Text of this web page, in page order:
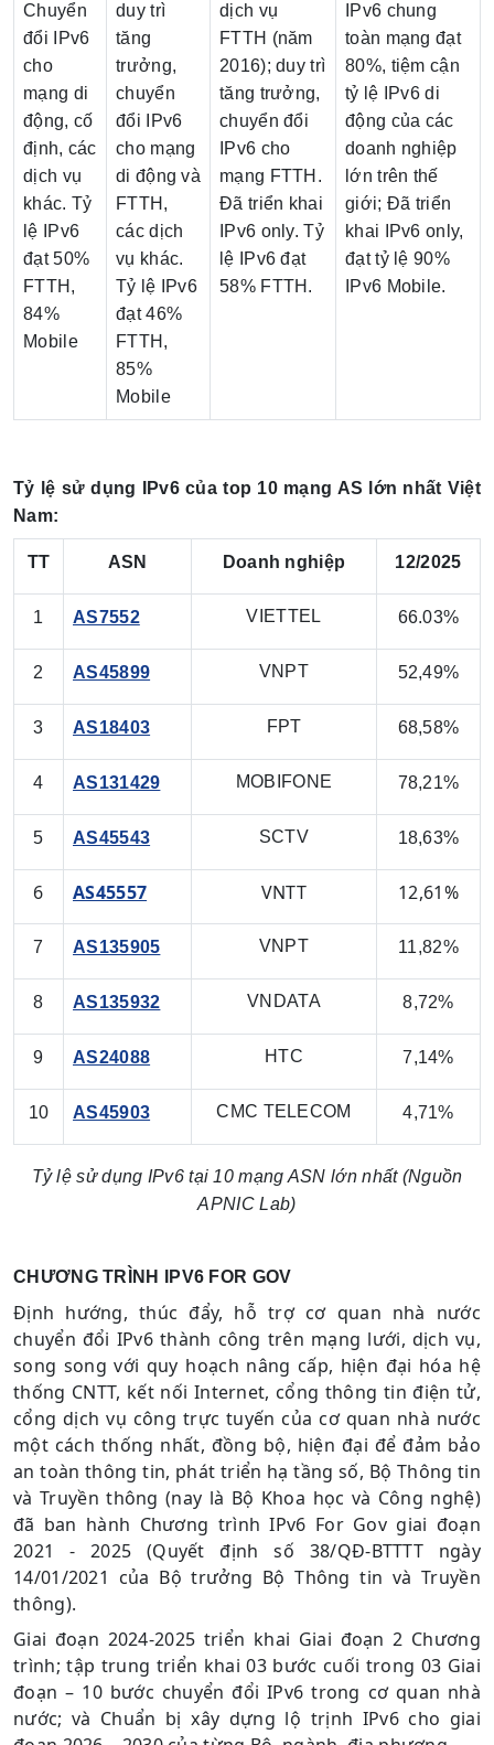
Chuyển
đổi IPv6
cho
mạng di
động, cố
định, các
dịch vụ
khác. Tỷ
lệ IPv6
đạt 50%
FTTH,
84%
Mobile
duy trì
tăng
trưởng,
chuyển
đổi IPv6
cho mạng
di động và
FTTH,
các dịch
vụ khác.
Tỷ lệ IPv6
đạt 46%
FTTH,
85%
Mobile
dịch vụ
FTTH (năm
2016); duy trì
tăng trưởng,
chuyển đổi
IPv6 cho
mạng FTTH.
Đã triển khai
IPv6 only. Tỷ
lệ IPv6 đạt
58% FTTH.
IPv6 chung
toàn mạng đạt
80%, tiệm cận
tỷ lệ IPv6 di
động của các
doanh nghiệp
lớn trên thế
giới; Đã triển
khai IPv6 only,
đạt tỷ lệ 90%
IPv6 Mobile.
Tỷ lệ sử dụng IPv6 của top 10 mạng AS lớn nhất Việt
Nam:
TT ASN Doanh nghiệp 12/2025
1 AS7552 VIETTEL 66.03%
2 AS45899 VNPT 52,49%
3 AS18403 FPT 68,58%
4 AS131429 MOBIFONE 78,21%
5 AS45543 SCTV 18,63%
6 AS45557 VNTT 12,61%
7 AS135905 VNPT 11,82%
8 AS135932 VNDATA 8,72%
9 AS24088 HTC 7,14%
10 AS45903 CMC TELECOM 4,71%
Tỷ lệ sử dụng IPv6 tại 10 mạng ASN lớn nhất (Nguồn
APNIC Lab)
CHƯƠNG TRÌNH IPV6 FOR GOV
Định hướng, thúc đẩy, hỗ trợ cơ quan nhà nước
chuyển đổi IPv6 thành công trên mạng lưới, dịch vụ,
song song với quy hoạch nâng cấp, hiện đại hóa hệ
thống CNTT, kết nối Internet, cổng thông tin điện tử,
cổng dịch vụ công trực tuyến của cơ quan nhà nước
một cách thống nhất, đồng bộ, hiện đại để đảm bảo
an toàn thông tin, phát triển hạ tầng số, Bộ Thông tin
và Truyền thông (nay là Bộ Khoa học và Công nghệ)
đã ban hành Chương trình IPv6 For Gov giai đoạn
2021 - 2025 (Quyết định số 38/QĐ-BTTTT ngày
14/01/2021 của Bộ trưởng Bộ Thông tin và Truyền
thông).
Giai đoạn 2024-2025 triển khai Giai đoạn 2 Chương
trình; tập trung triển khai 03 bước cuối trong 03 Giai
đoạn – 10 bước chuyển đổi IPv6 trong cơ quan nhà
nước; và Chuẩn bị xây dựng lộ trịnh IPv6 cho giai